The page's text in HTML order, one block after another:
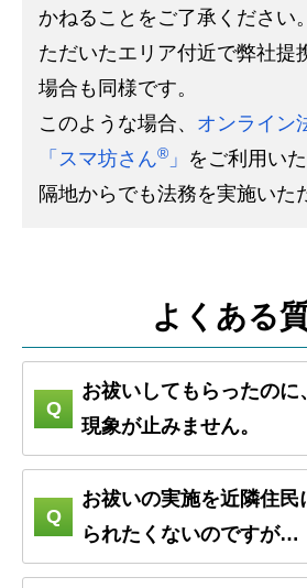
かねることをご了承ください
ただいたエリア付近で弊社提
場合も同様です。
このような場合、 オンライン
「スマ坊さん® 」 をご利用い
隔地からでも法務を実施いた
よくある
お祓いしてもらったのに
現象が止みません。
お祓いの実施を近隣住民
られたくないのですが…